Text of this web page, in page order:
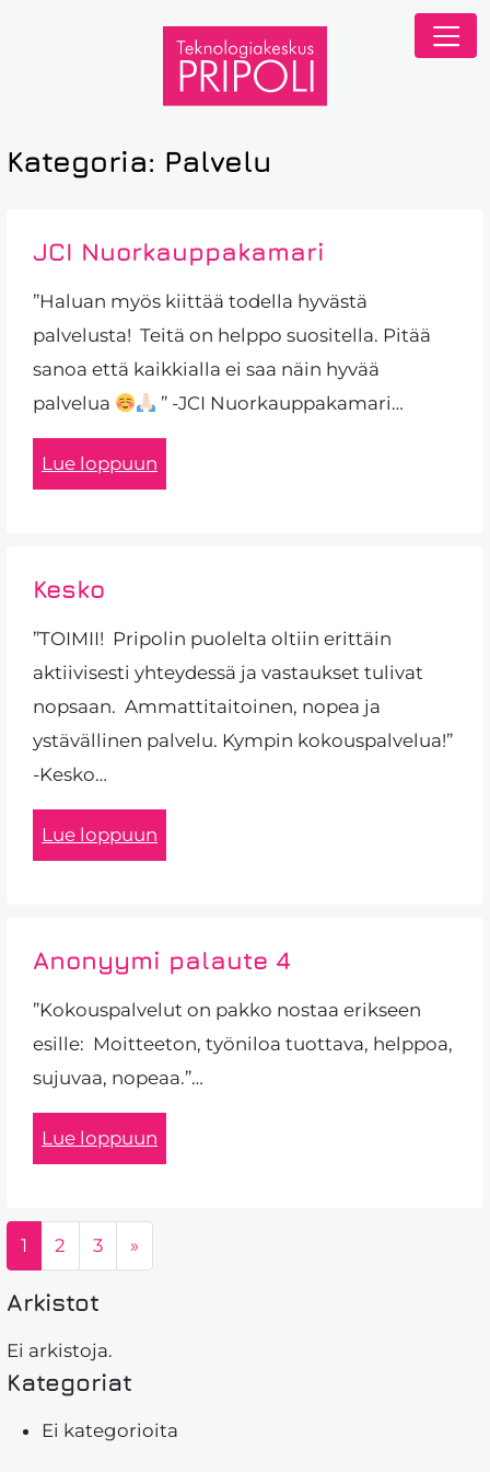
Kategoria: Palvelu
JCI Nuorkauppakamari
”Haluan myös kiittää todella hyvästä
palvelusta! Teitä on helppo suositella. Pitää
sanoa että kaikkialla ei saa näin hyvää
palvelua
” -JCI Nuorkauppakamari…
Lue loppuun
Kesko
”TOIMII! Pripolin puolelta oltiin erittäin
aktiivisesti yhteydessä ja vastaukset tulivat
nopsaan. Ammattitaitoinen, nopea ja
ystävällinen palvelu. Kympin kokouspalvelua!”
-Kesko…
Lue loppuun
Anonyymi palaute 4
”Kokouspalvelut on pakko nostaa erikseen
esille: Moitteeton, työniloa tuottava, helppoa,
sujuvaa, nopeaa.”…
Lue loppuun
Artikkelien selaus
1 2 3 »
Arkistot
Ei arkistoja.
Kategoriat
Ei kategorioita